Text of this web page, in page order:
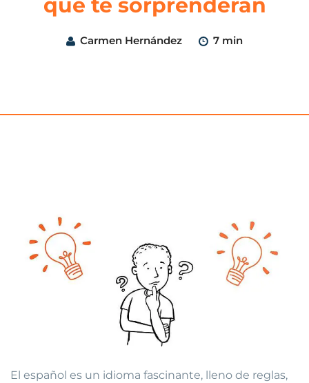
que te sorprenderán
Carmen Hernández 7 min
El español es un idioma fascinante, lleno de reglas,